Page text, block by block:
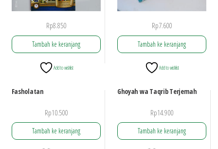
Rp8.850
Tambah ke keranjang
Add to wishlist
Rp7.600
Tambah ke keranjang
Add to wishlist
Fasholatan
Rp10.500
Tambah ke keranjang
Ghoyah wa Taqrib Terjemah
Rp14.900
Tambah ke keranjang